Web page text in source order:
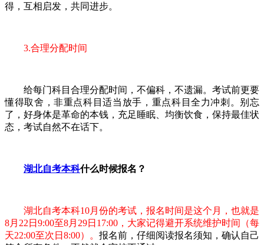
得，互相启发，共同进步。
3.合理分配时间
给每门科目合理分配时间，不偏科，不遗漏。考试前更要
懂得取舍，非重点科目适当放手，重点科目全力冲刺。别忘
了，好身体是革命的本钱，充足睡眠、均衡饮食，保持最佳状
态，考试自然不在话下。
湖北自考本科什么时候报名？
湖北自考本科10月份的考试，报名时间是这个月，也就是
8月22日9:00至8月29日17:00，大家记得避开系统维护时间（每
天22:00至次日8:00）。 报名前，仔细阅读报名须知，确认自己